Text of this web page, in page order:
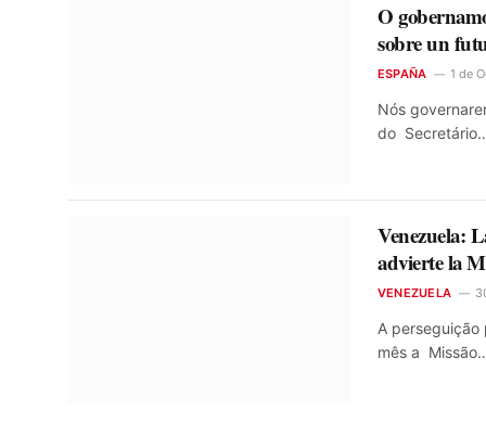
O
sobre un
ESPAÑA 1 de
Nós
do
Venezuela:
advierte la
VENEZUELA
A perseguição
mês a